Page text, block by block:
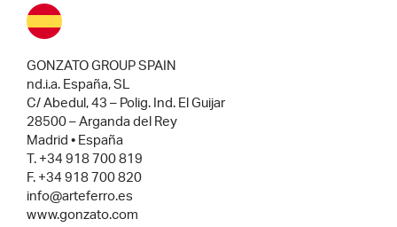
GONZATO GROUP SPAIN
nd.i.a. España, SL
C/ Abedul, 43 – Polig. Ind. El Guijar
28500 – Arganda del Rey
Madrid • España
T. +34 918 700 819
F. +34 918 700 820
info@arteferro.es
www.gonzato.com